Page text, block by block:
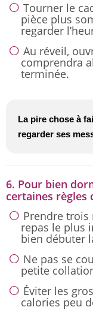
Tourner le
pièce plus
regarder
Au réveil,
comprendra
terminée.
La pire chose à
regarder ses
6. Pour bien
certaines règles
Prendre trois
repas le plus
bien débuter
Ne pas se
petite
Éviter les
calories peu